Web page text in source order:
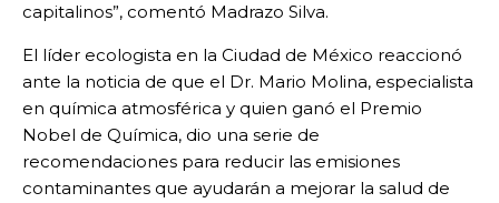
capitalinos”, comentó Madrazo Silva.
El líder ecologista en la Ciudad de México reaccionó
ante la noticia de que el Dr. Mario Molina, especialista
en química atmosférica y quien ganó el Premio
Nobel de Química, dio una serie de
recomendaciones para reducir las emisiones
contaminantes que ayudarán a mejorar la salud de